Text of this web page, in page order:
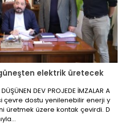
elektrik üretecek
DEV PROJEDE İMZALAR A
çevre dostu yenilenebilir enerji y
üretmek üzere kontak çevirdi. D